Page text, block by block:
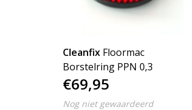
Cleanfix Floormac
Borstelring PPN 0,3
€69,95
Nog niet gewaardeerd